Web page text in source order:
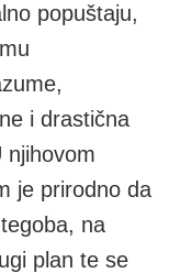
popuštaju,
i drastična
njihovom
je prirodno da
na
plan te se